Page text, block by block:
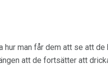
man får dem att se att de
att de fortsätter att